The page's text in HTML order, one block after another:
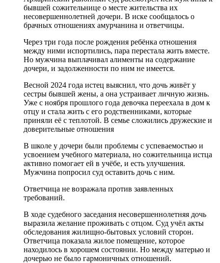
бывшей сожительнице о месте жительства их
несовершеннолетней дочери. В иске сообщалось о
брачных отношениях амурчанина и ответчицы.
Через три года после рождения ребёнка отношения
между ними испортились, пара перестала жить вместе.
Но мужчина выплачивал алименты на содержание
дочери, и задолженности по ним не имеется.
Весной 2024 года истец выяснил, что дочь живёт у
сестры бывшей жены, а она устраивает личную жизнь.
Уже с ноября прошлого года девочка переехала в дом к
отцу и стала жить с его родственниками, которые
приняли её с теплотой. В семье сложились дружеские и
доверительные отношения
В школе у дочери были проблемы с успеваемостью и
усвоением учебного материала, но сожительница истца
активно помогает ей в учёбе, и есть улучшения.
Мужчина попросил суд оставить дочь с ним.
Ответчица не возражала против заявленных
требований.
В ходе судебного заседания несовершеннолетняя дочь
выразила желание проживать с отцом. Суд учёл акты
обследования жилищно-бытовых условий сторон.
Ответчица показала жилое помещение, которое
находилось в хорошем состоянии. Но между матерью и
дочерью не было гармоничных отношений.